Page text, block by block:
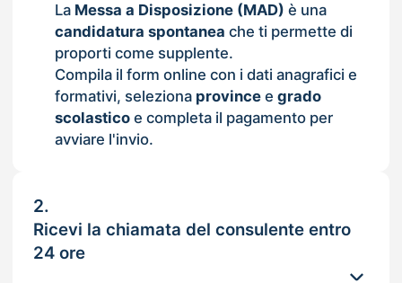
La Messa a Disposizione (MAD) è una
candidatura spontanea che ti permette di
proporti come supplente.
Compila il form online con i dati anagrafici e
formativi, seleziona provincee grado
scolasticoe completa il pagamento per
avviare l'invio.
2.
Ricevi la chiamata del consulente entro
24 ore